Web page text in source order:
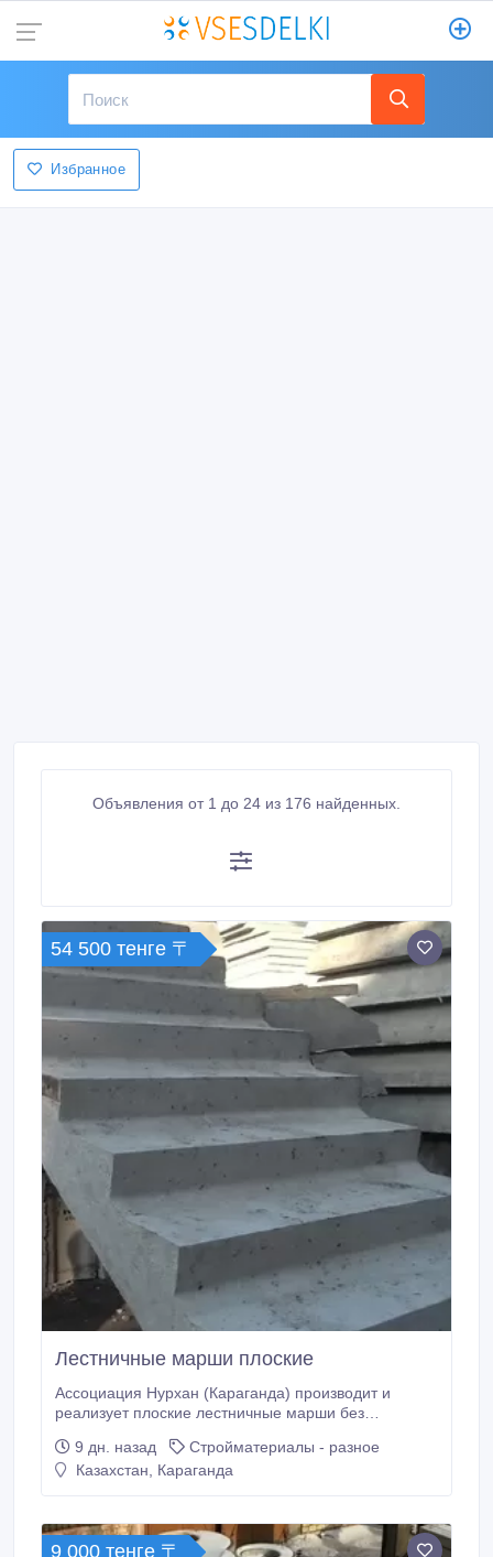
Избранное
Объявления от 1 до 24 из 176 найденных.
54 500 тенге 〒
Лестничные марши плоские
Ассоциация Нурхан (Караганда) производит и
реализует плоские лестничные марши без
m=1, 52т.) 54500 тенге ЛМ 30.11.15-4
(3030*1050*250, m=1, 48т.) 67900 тенге ЛМ
тенге 1ЛМ 33.
9 дн. назад
Стройматериалы - разное
Казахстан, Караганда
9 000 тенге 〒